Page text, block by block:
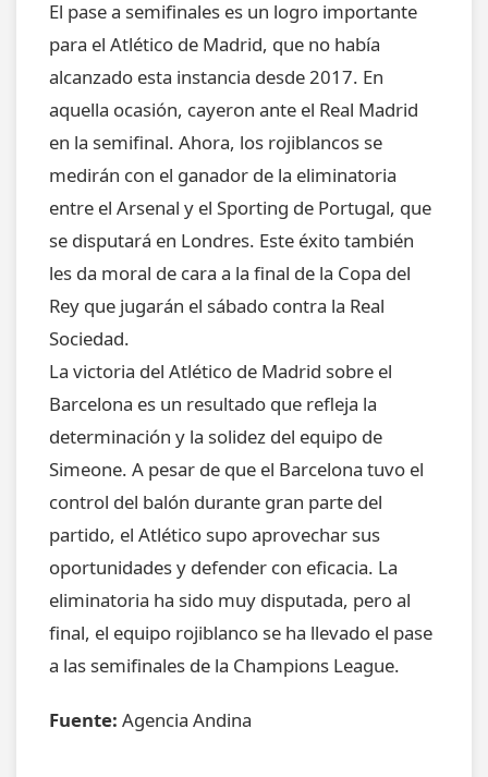
El pase a semifinales es un logro importante
para el Atlético de Madrid, que no había
alcanzado esta instancia desde 2017. En
aquella ocasión, cayeron ante el Real Madrid
en la semifinal. Ahora, los rojiblancos se
medirán con el ganador de la eliminatoria
entre el Arsenal y el Sporting de Portugal, que
se disputará en Londres. Este éxito también
les da moral de cara a la final de la Copa del
Rey que jugarán el sábado contra la Real
Sociedad.
La victoria del Atlético de Madrid sobre el
Barcelona es un resultado que refleja la
determinación y la solidez del equipo de
Simeone. A pesar de que el Barcelona tuvo el
control del balón durante gran parte del
partido, el Atlético supo aprovechar sus
oportunidades y defender con eficacia. La
eliminatoria ha sido muy disputada, pero al
final, el equipo rojiblanco se ha llevado el pase
a las semifinales de la Champions League.
Fuente: Agencia Andina